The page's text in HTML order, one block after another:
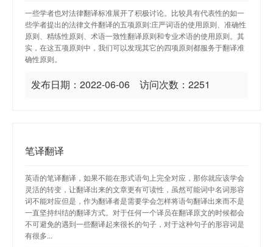
一些学者也对法律翻译标准展开了积极讨论。比较具有代表性的如一
些学者提出的法律文件翻译的五项原则:庄严词语的使用原则、准确性
原则、精练性原则、术语一致性翻译原则和专业术语的使用原则。其
实，在这五项原则中，我们可以发现其它的四项原则都服务于翻译准
确性原则。
发布日期：2022-06-06 访问次数：2251
笔译翻译
英语的笔译翻译，如果不能在形式语句上完全对应，那你就应该学会
灵活的转变，让翻译出来的文章更有可读性，虽然可能词中名词形容
词不能对应但是，作为翻译者是需要学会怎样将语句翻译出来而不是
一直坚持纠结的翻译方式。对于任何一个译员在翻译原文的时候都会
不可避免的遇到一些翻译起来很长的句子，对于这种句子的形容词是
有很多...